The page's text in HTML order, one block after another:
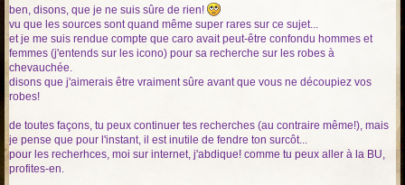
s
s
a
g
e
ben, disons, que je ne suis sûre de rien!
vu que les sources sont quand même super rares sur ce sujet...
et je me suis rendue compte que caro avait peut-être confondu hommes et
femmes (j'entends sur les icono) pour sa recherche sur les robes à
chevauchée.
disons que j'aimerais être vraiment sûre avant que vous ne découpiez vos
robes!
de toutes façons, tu peux continuer tes recherches (au contraire même!), mais
je pense que pour l'instant, il est inutile de fendre ton surcôt...
pour les recherhces, moi sur internet, j'abdique! comme tu peux aller à la BU,
profites-en.